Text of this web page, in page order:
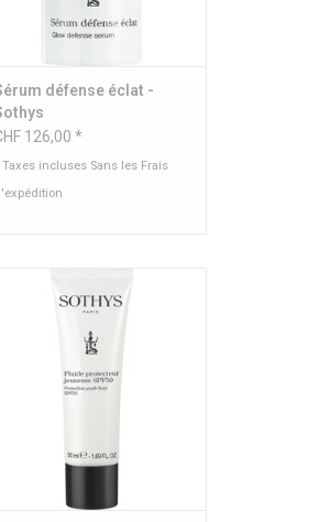
défense éclat -
126,00 *
incluses Sans les Frais
- Sothys
AJOUTER AU PANIER